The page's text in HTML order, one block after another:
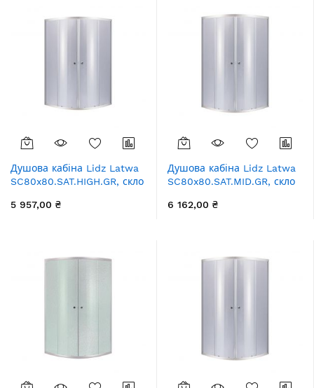
Душова кабіна Lidz Latwa
SC80x80.SAT.HIGH.GR, скло
5 957,00 ₴
Душова кабіна Lidz Latwa
SC80x80.SAT.MID.GR, скло
6 162,00 ₴